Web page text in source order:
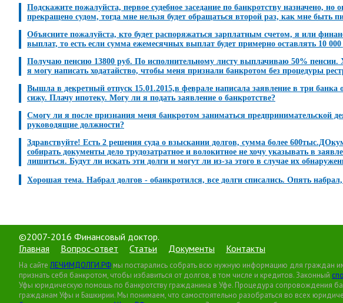
Подскажите пожалуйста, первое судебное заседание по банкротству назначено,
прекращено судом, тогда мне нельзя будет обращаться второй раз, как мне быть
Объясните пожалуйста, кто будет распоряжаться зарплатным счетом, я или
выплат, то есть если сумма ежемесячных выплат будет примерно оставлять 10
Получаю пенсию 13800 руб. По исполнительному листу выплачиваю 50% пенсии.
я могу написать ходатайство, чтобы меня признали банкротом без процедуры
Вышла в декретный отпуск 15.01.2015,в феврале написала заявление в три банка
сижу. Плачу ипотеку. Могу ли я подать заявление о банкротстве?
Смогу ли я после признания меня банкротом заниматься
руководящие должности?
Здравствуйте! Есть 2 решения суда о взыскании долгов, сумма более
собирать документы дело трудозатратное и волокитное не хочу указывать в
лишиться. Будут ли искать эти долги и могут ли из-за этого в случае их
Хорошая тема. Набрал долгов - обанкротился, все долги списались. Опять
©2007-2016 Финансовый доктор.
Главная
Вопрос-ответ Статьи Документы Контакты
На сайтеЛЕЧИМДОЛГИ.РФ мы постарались собрать всю нужную информацию для граждан
признать себя банкротом, чтобы избавиться от долгов, в том числе и кредитов. Законный
Уфы юридическую помощь по банкротству гражданина в Уфе. Процедура сопровождения
гражданам Уфы и Башкирии. Мы понимаем, что самостоятельно разобраться во всех